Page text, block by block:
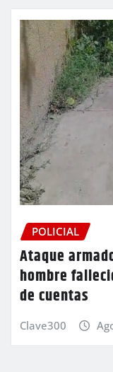
POLICIAL
Ataque
hombre
de cuentas
Clave300